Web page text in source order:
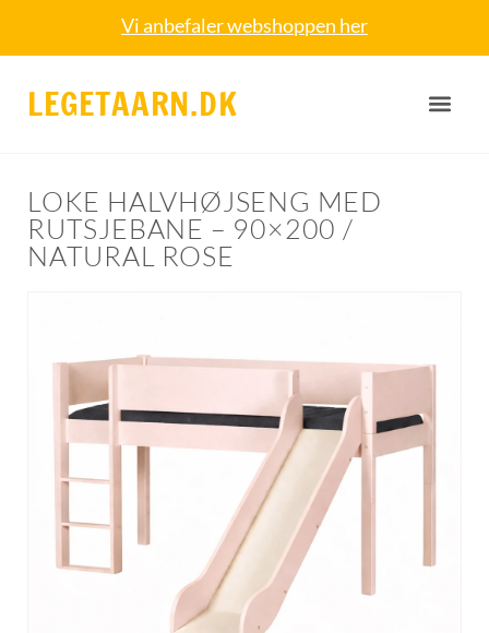
Vi anbefaler webshoppen her
LEGETAARN.DK
LOKE HALVHØJSENG MED
RUTSJEBANE – 90×200 /
NATURAL ROSE